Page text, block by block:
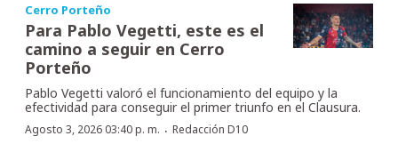
Cerro Porteño
Para Pablo Vegetti, este es el
camino a seguir en Cerro
Porteño
Pablo Vegetti valoró el funcionamiento del equipo y la
efectividad para conseguir el primer triunfo en el Clausura.
Agosto 3, 2026 03:40 p. m. · Redacción D10